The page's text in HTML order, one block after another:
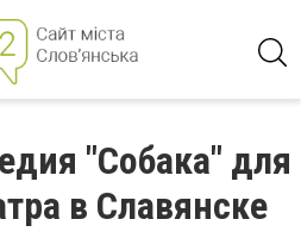
"Собака" для
в Славянске